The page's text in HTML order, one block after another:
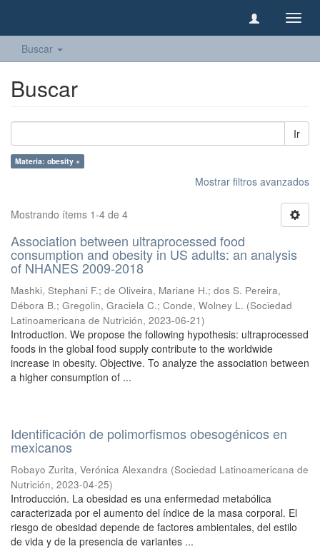
Buscar
Buscar
Ir
Materia: obesity ×
Mostrar filtros avanzados
Mostrando ítems 1-4 de 4
Association between ultraprocessed food
consumption and obesity in US adults: an analysis
of NHANES 2009-2018
Mashki, Stephani F.; de Oliveira, Mariane H.; dos S. Pereira,
Débora B.; Gregolin, Graciela C.; Conde, Wolney L. (Sociedad
Latinoamericana de Nutrición, 2023-06-21)
Introduction. We propose the following hypothesis: ultraprocessed
foods in the global food supply contribute to the worldwide
increase in obesity. Objective. To analyze the association between
a higher consumption of ...
Identificación de polimorfismos obesogénicos en
mexicanos
Robayo Zurita, Verónica Alexandra (Sociedad Latinoamericana de
Nutrición, 2023-04-25)
Introducción. La obesidad es una enfermedad metabólica
caracterizada por el aumento del índice de la masa corporal. El
riesgo de obesidad depende de factores ambientales, del estilo
de vida y de la presencia de variantes ...